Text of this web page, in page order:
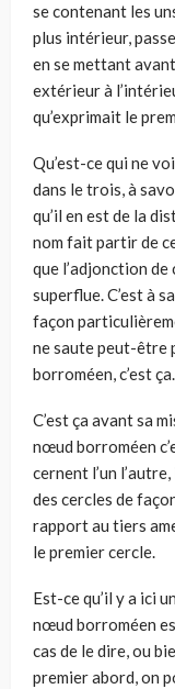
se contenant les
plus intérieur,
en se mettant
extérieur à
qu’exprimait le
Qu’est-ce qui ne
dans le trois, à
qu’il en est de la
nom fait partir de
que l’adjonction
superflue. C’est à
façon
ne saute peut-être
borroméen, c’est ça.
C’est ça avant sa
nœud borroméen
cernent l’un
des cercles de
rapport au tiers
le premier cercle.
Est-ce qu’il y a ici
nœud borroméen
cas de le dire, ou
premier abord, on